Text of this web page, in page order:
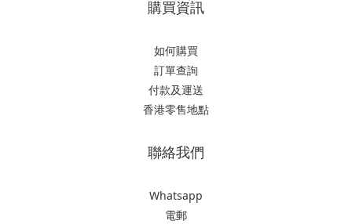
購買資訊
如何購買
訂單查詢
付款及運送
香港零售地點
聯絡我們
Whatsapp
電郵